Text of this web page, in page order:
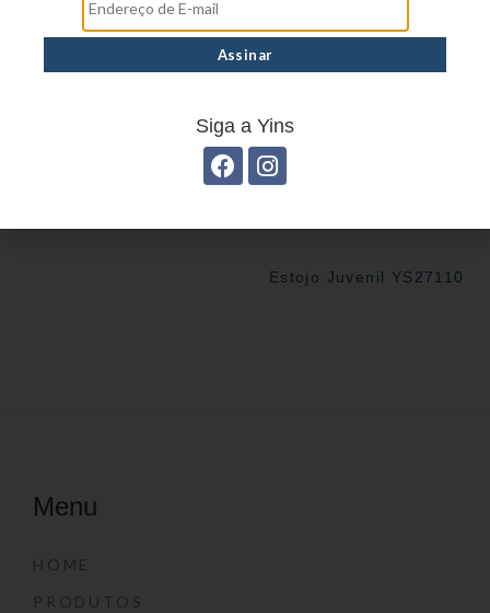
Estojo Juvenil YS27101
Estojo Juvenil YS27110
Menu
HOME
PRODUTOS
Siga a Yins